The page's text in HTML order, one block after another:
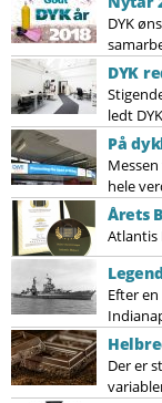
DYK
DYK
ledt
På
hele
Årets
Atlantis
Efter
Der er